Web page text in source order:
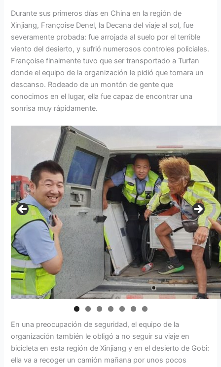
Durante sus primeros días en China en la región de
Xinjiang, Françoise Denel, la Decana del viaje al sol, fue
severamente probada: fue arrojada al suelo por el terrible
viento del desierto, y sufrió numerosos controles policiales.
Françoise finalmente tuvo que ser transportado a Turfan
donde el equipo de la organización le pidió que tomara un
descanso. Rodeado de un montón de gente que
conocimos en el lugar, ella fue capaz de encontrar una
sonrisa muy rápidamente.
En una preocupación de seguridad, el equipo de la
organización también le obligó a no seguir su viaje en
bicicleta en esta región de Xinjiang y en el desierto de Gobi:
ella va a recoger un camión mañana por unos pocos